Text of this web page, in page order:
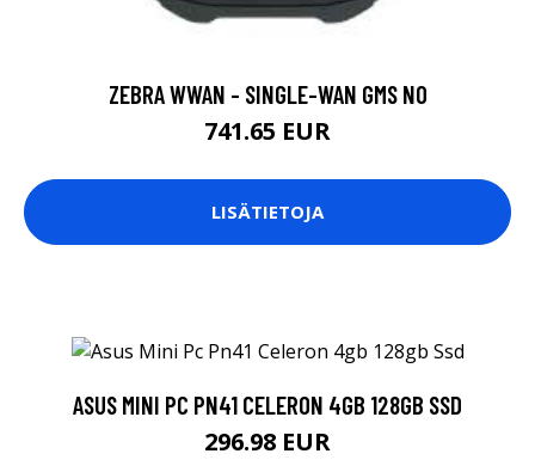
ZEBRA WWAN - SINGLE-WAN GMS NO
741.65 EUR
LISÄTIETOJA
ASUS MINI PC PN41 CELERON 4GB 128GB SSD
296.98 EUR